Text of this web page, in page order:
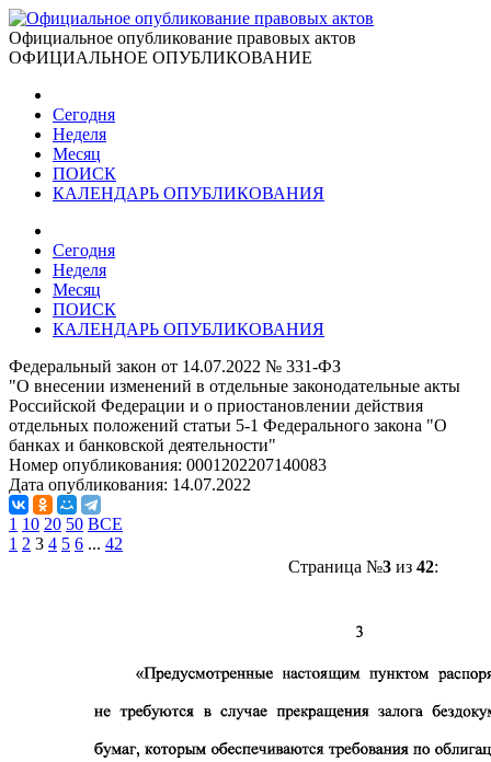
Официальное опубликование правовых актов
ОФИЦИАЛЬНОЕ ОПУБЛИКОВАНИЕ
Сегодня
Неделя
Месяц
ПОИСК
КАЛЕНДАРЬ ОПУБЛИКОВАНИЯ
Сегодня
Неделя
Месяц
ПОИСК
КАЛЕНДАРЬ ОПУБЛИКОВАНИЯ
Федеральный закон от 14.07.2022 № 331-ФЗ
"О внесении изменений в отдельные законодательные акты
Российской Федерации и о приостановлении действия
отдельных положений статьи 5-1 Федерального закона "О
банках и банковской деятельности"
Номер опубликования: 0001202207140083
Дата опубликования: 14.07.2022
1 10 20 50 ВСЕ
1 2 3 4 5 6 ... 42
Страница №3из 42: